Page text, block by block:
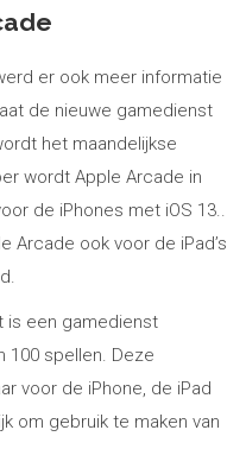
er ook meer informatie
de nieuwe gamedienst
het maandelijkse
wordt Apple Arcade in
de iPhones met iOS 13..
Arcade ook voor de iPad’s
is een gamedienst
100 spellen. Deze
voor de iPhone, de iPad
om gebruik te maken van